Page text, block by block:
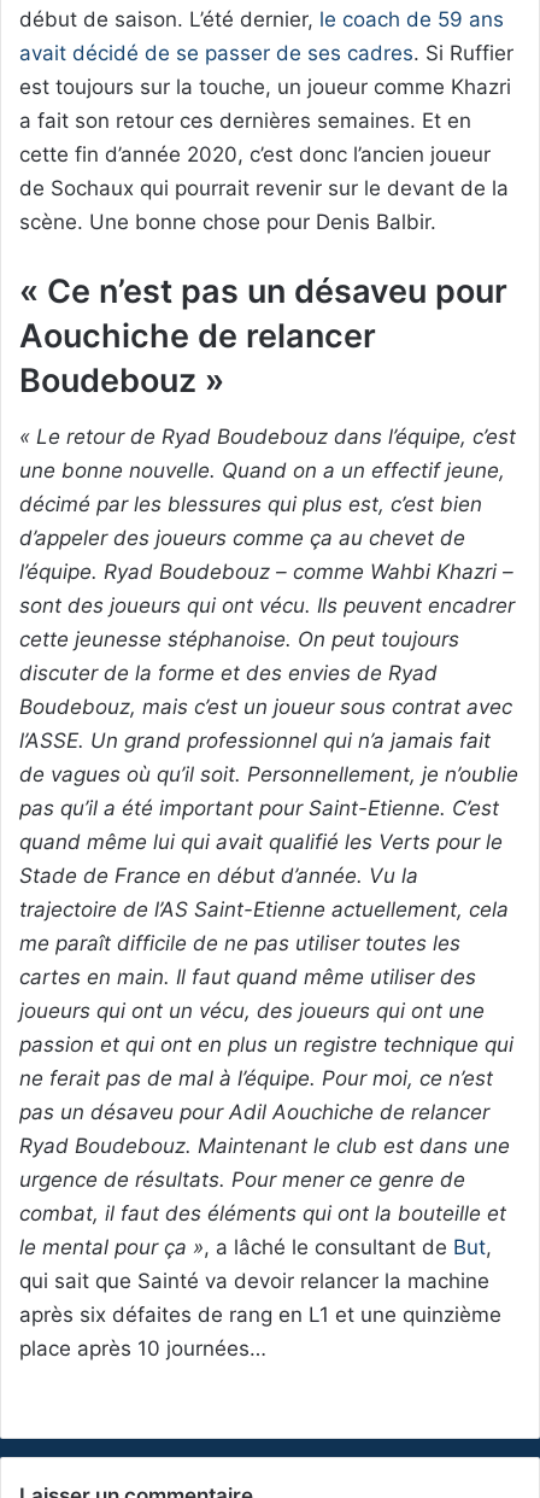
début de saison. L’été dernier, le coach de 59 ans
avait décidé de se passer de ses cadres. Si Ruffier
est toujours sur la touche, un joueur comme Khazri
a fait son retour ces dernières semaines. Et en
cette fin d’année 2020, c’est donc l’ancien joueur
de Sochaux qui pourrait revenir sur le devant de la
scène. Une bonne chose pour Denis Balbir.
« Ce n’est pas un désaveu pour
Aouchiche de relancer
Boudebouz »
« Le retour de Ryad Boudebouz dans l’équipe, c’est
une bonne nouvelle. Quand on a un effectif jeune,
décimé par les blessures qui plus est, c’est bien
d’appeler des joueurs comme ça au chevet de
l’équipe. Ryad Boudebouz – comme Wahbi Khazri –
sont des joueurs qui ont vécu. Ils peuvent encadrer
cette jeunesse stéphanoise. On peut toujours
discuter de la forme et des envies de Ryad
Boudebouz, mais c’est un joueur sous contrat avec
l’ASSE. Un grand professionnel qui n’a jamais fait
de vagues où qu’il soit. Personnellement, je n’oublie
pas qu’il a été important pour Saint-Etienne. C’est
quand même lui qui avait qualifié les Verts pour le
Stade de France en début d’année. Vu la
trajectoire de l’AS Saint-Etienne actuellement, cela
me paraît difficile de ne pas utiliser toutes les
cartes en main. Il faut quand même utiliser des
joueurs qui ont un vécu, des joueurs qui ont une
passion et qui ont en plus un registre technique qui
ne ferait pas de mal à l’équipe. Pour moi, ce n’est
pas un désaveu pour Adil Aouchiche de relancer
Ryad Boudebouz. Maintenant le club est dans une
urgence de résultats. Pour mener ce genre de
combat, il faut des éléments qui ont la bouteille et
le mental pour ça », a lâché le consultant de But,
qui sait que Sainté va devoir relancer la machine
après six défaites de rang en L1 et une quinzième
place après 10 journées…